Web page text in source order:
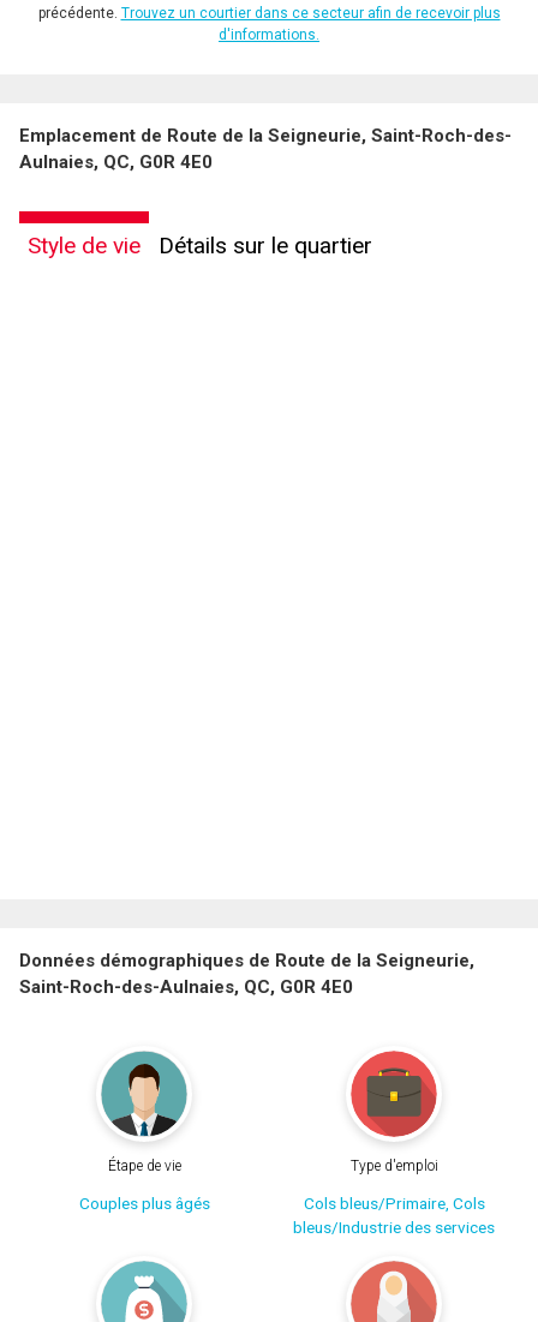
vous nous fournissez l'autorisation écrite de communiquer avec vous.
précédente. Trouvez un courtier dans ce secteur afin de recevoir plus
d'informations.
Emplacement de Route de la Seigneurie, Saint-Roch-des-
Aulnaies, QC, G0R 4E0
Style de vie Détails sur le quartier
Données démographiques de Route de la Seigneurie,
Saint-Roch-des-Aulnaies, QC, G0R 4E0
Étape de vie
Couples plus âgés
Type d'emploi
Cols bleus/Primaire, Cols
bleus/Industrie des services